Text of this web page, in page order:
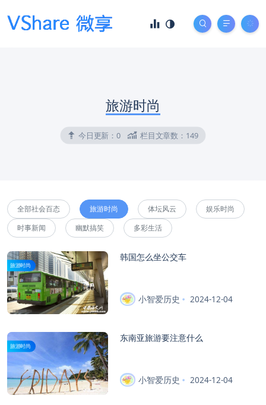
旅游时尚
今日更新： 0 栏目文章数： 149
全部社会百态 旅游时尚 体坛风云
娱乐时尚
时事新闻
幽默搞笑 多彩生活
旅游时尚
韩国怎么坐公交车
小智爱历史 2024-12-04
旅游时尚
东南亚旅游要注意什么
小智爱历史 2024-12-04